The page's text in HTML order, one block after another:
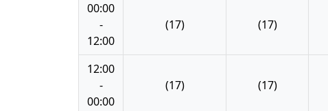
00:00
-
12:00
(17) (17)
12:00
-
00:00
(17) (17)